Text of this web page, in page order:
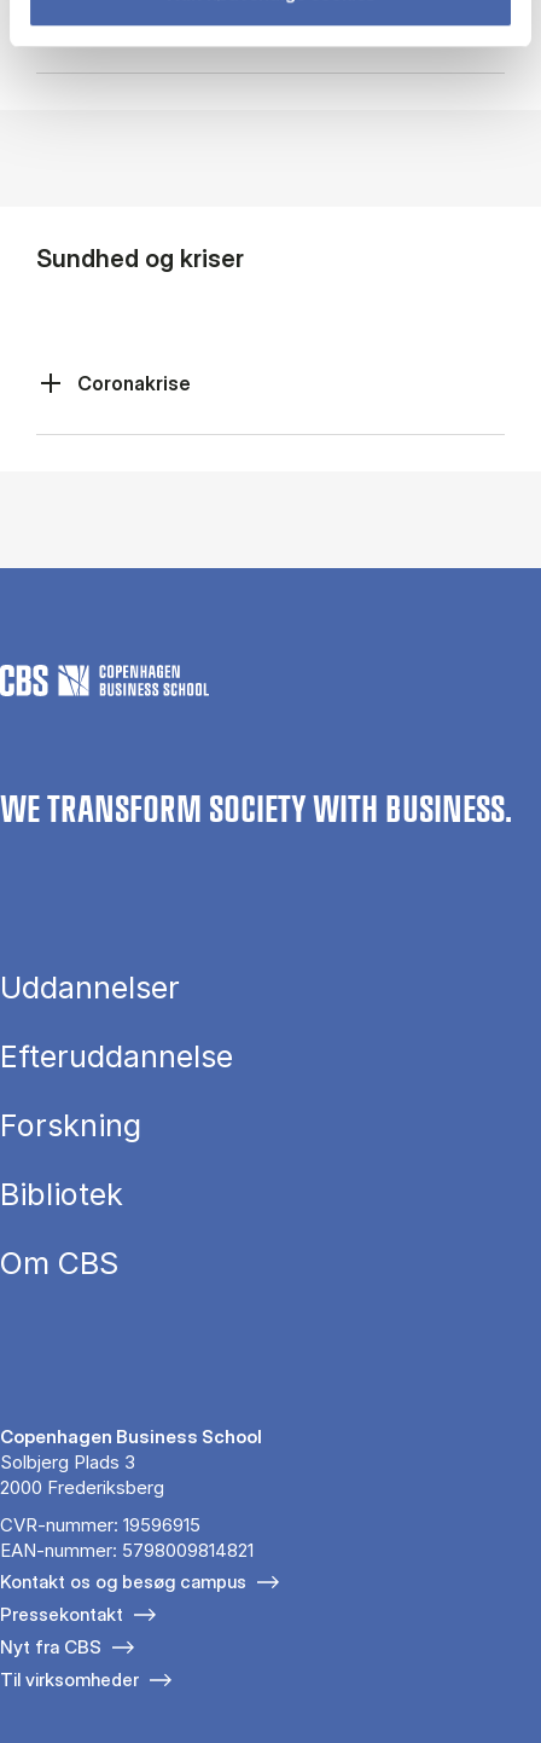
Cybersikkerhed
Sundhed og kriser
Coronakrise
WE TRANSFORM SOCIETY WITH BUSINESS.
Uddannelser
Efteruddannelse
Forskning
Bibliotek
Om CBS
Copenhagen Business School
Solbjerg Plads 3
2000 Frederiksberg
CVR-nummer: 19596915
EAN-nummer: 5798009814821
Kontakt os og besøg campus
Pressekontakt
Nyt fra CBS
Til virksomheder